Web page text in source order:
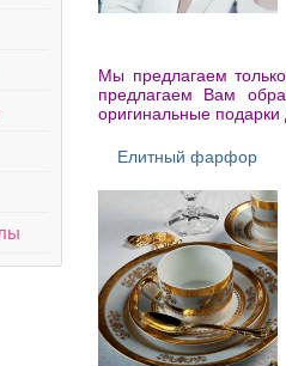
Мы предлагаем
предлагаем Вам
оригинальные
Елитный фарфор